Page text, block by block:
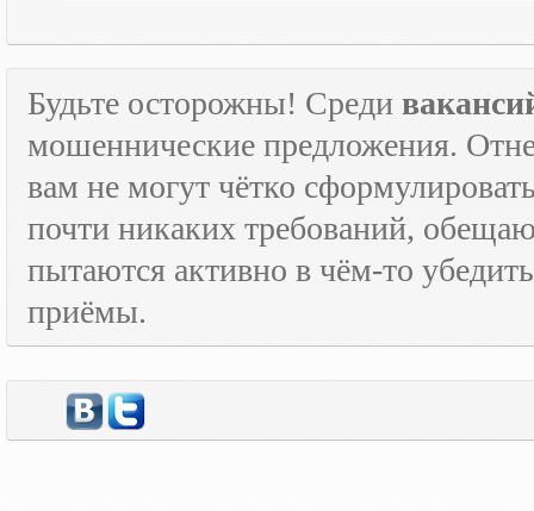
Будьте осторожны! Среди
мошеннические предложения.
вам не могут чётко
почти никаких требований,
пытаются активно в чём-то
приёмы.